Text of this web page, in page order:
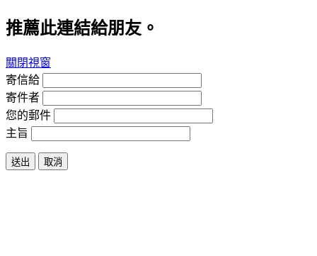
推薦此連結給朋友。
關閉視窗
寄信給
寄件者
您的郵件
主旨
送出 取消